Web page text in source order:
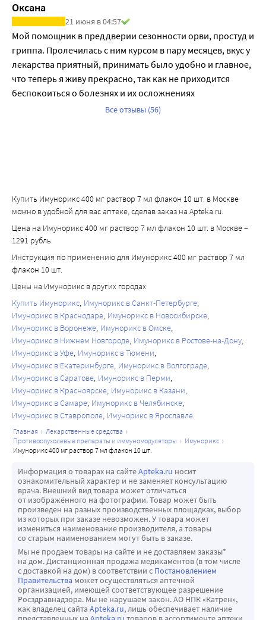
Оксана
21 июня в 04:57
Мой помощник в преддверии сезонности орви, простуд и
гриппа. Пролечилась с ним курсом в пару месяцев, вкус у
лекарства приятный, принимать было удобно и главное,
что теперь я живу прекрасно, так как не приходится
беспокоиться о болезнях и их осложнениях
Все отзывы (56)
Купить Имунорикс 400 мг раствор 7 мл флакон 10 шт. в Москве
можно в удобной для вас аптеке, сделав заказ на Apteka.ru.
Цена на Имунорикс 400 мг раствор 7 мл флакон 10 шт. в Москве –
1291 рубль.
Инструкция по применению для Имунорикс 400 мг раствор 7 мл
флакон 10 шт.
Цены на Имунорикс в других городах
Купить Имунорикс Имунорикс в Санкт-Петербурге
Имунорикс в Краснодаре Имунорикс в Новосибирске
Имунорикс в Воронеже Имунорикс в Омске
Имунорикс в Нижнем Новгороде Имунорикс в Ростове-на-Дону
Имунорикс в Уфе Имунорикс в Тюмени
Имунорикс в Екатеринбурге Имунорикс в Волгограде
Имунорикс в Саратове Имунорикс в Перми
Имунорикс в Красноярске Имунорикс в Казани
Имунорикс в Самаре Имунорикс в Челябинске
Имунорикс в Ставрополе Имунорикс в Ярославле
главная
лекарственные средства
противоопухолевые препараты и иммуномодуляторы
имунорикс
имунорикс 400 мг раствор 7 мл флакон 10 шт.
Информация о товарах на сайтеApteka.ru носит
ознакомительный характер и не заменяет консультацию
врача. Внешний вид товара может отличаться
от изображённого на фотографии. Товар может быть
произведен на разных производственных площадках, выбор
из которых при заказе невозможен. У товара может
измениться наименование производителя, а товары
со старым наименованием могут быть в заказе.
Мы не продаем товары на сайте и не доставляем заказы*
на дом. Дистанционная продажа медикаментов (в том числе
с доставкой на дом) в соответствии с Постановлением
Правительства может осуществляться аптечной
организацией, имеющей соответствующее разрешение
Росздравнадзора. Мы не нарушаем закон. АО НПК «Катрен»,
как владелец сайта Apteka.ru, лишь обеспечивает наличие